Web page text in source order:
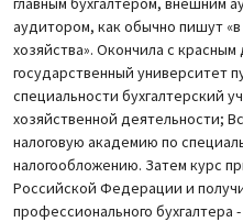
аудитором, как обычно пишут
хозяйства». Окончила с
государственный университет
специальности бухгалтерский
хозяйственной деятельности;
налоговую академию по
налогообложению. Затем курс
Российской Федерации и
профессионального